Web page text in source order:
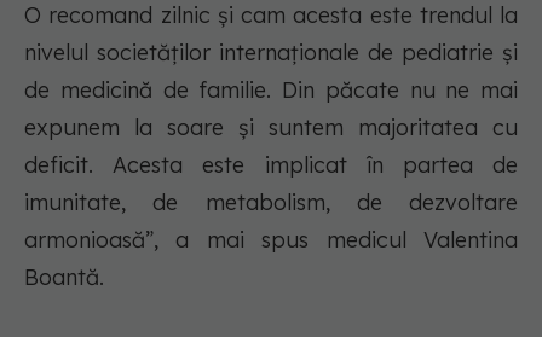
O recomand zilnic și cam acesta este trendul la
nivelul societăților internaționale de pediatrie și
de medicină de familie. Din păcate nu ne mai
expunem la soare și suntem majoritatea cu
deficit. Acesta este implicat în partea de
imunitate, de metabolism, de dezvoltare
armonioasă”, a mai spus medicul Valentina
Boantă.